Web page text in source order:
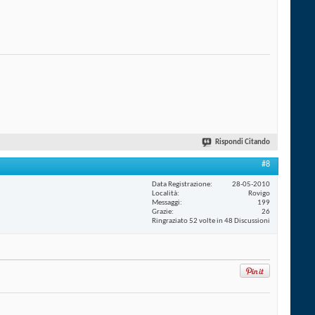
Rispondi Citando
#8
Data Registrazione
28-05-2010
Località
Rovigo
Messaggi
199
Grazie
26
Ringraziato 52 volte in 48 Discussioni